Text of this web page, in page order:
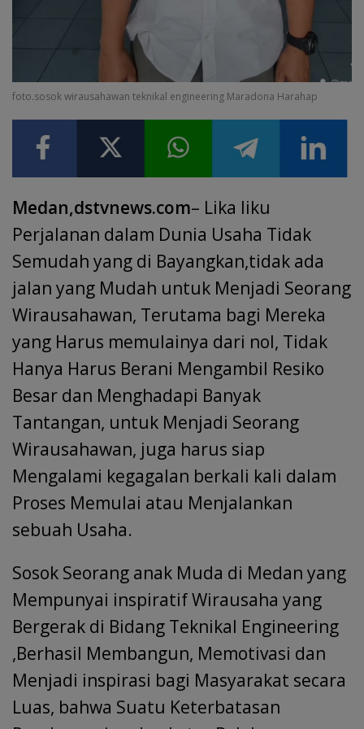
foto.sosok wirausahawan teknikal engineering Maradona Harahap
Medan,dstvnews.com– Lika liku
Perjalanan dalam Dunia Usaha Tidak
Semudah yang di Bayangkan,tidak ada
jalan yang Mudah untuk Menjadi Seorang
Wirausahawan, Terutama bagi Mereka
yang Harus memulainya dari nol, Tidak
Hanya Harus Berani Mengambil Resiko
Besar dan Menghadapi Banyak
Tantangan, untuk Menjadi Seorang
Wirausahawan, juga harus siap
Mengalami kegagalan berkali kali dalam
Proses Memulai atau Menjalankan
sebuah Usaha.
Sosok Seorang anak Muda di Medan yang
Mempunyai inspiratif Wirausaha yang
Bergerak di Bidang Teknikal Engineering
,Berhasil Membangun, Memotivasi dan
Menjadi inspirasi bagi Masyarakat secara
Luas, bahwa Suatu Keterbatasan